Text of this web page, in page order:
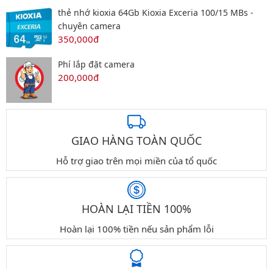
thẻ nhớ kioxia 64Gb Kioxia Exceria 100/15 MBs -
chuyên camera
350,000đ
Phí lắp đặt camera
200,000đ
GIAO HÀNG TOÀN QUỐC
Hỗ trợ giao trên mọi miền của tổ quốc
HOÀN LẠI TIỀN 100%
Hoàn lại 100% tiền nếu sản phẩm lỗi